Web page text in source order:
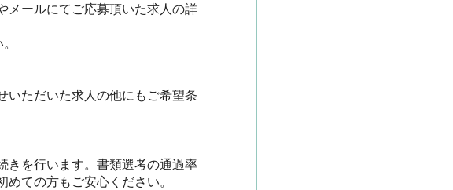
メールにてご応募頂いた求人の詳
いただいた求人の他にもご希望条
きを行います。書類選考の通過率
ての方もご安心ください。